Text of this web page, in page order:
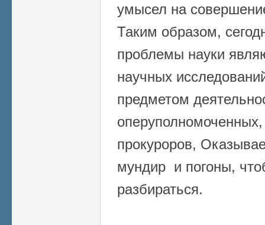
умысел на
Таким образом,
проблемы науки
научных
предметом
прокуроров,
мундир и погоны,
разбираться.